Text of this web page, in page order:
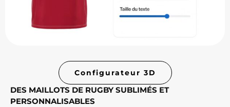
Configurateur 3D
DES MAILLOTS DE RUGBY SUBLIMÉS ET
PERSONNALISABLES